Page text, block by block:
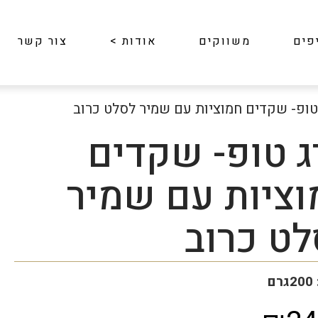
משווקים אודות> צור קשר
שקדים חמוציות עם שמיר לסלט כרוב
טופ- שקדים
עם שמיר
כרוב